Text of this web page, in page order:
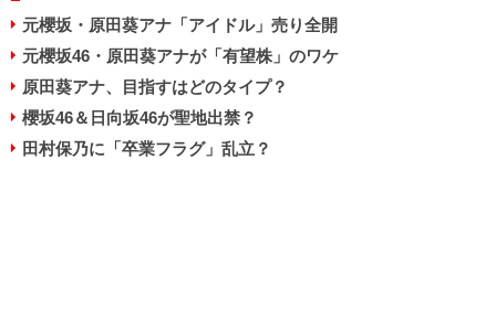
元櫻坂・原田葵アナ「アイドル」売り全開
元櫻坂46・原田葵アナが「有望株」のワケ
原田葵アナ、目指すはどのタイプ？
櫻坂46＆日向坂46が聖地出禁？
田村保乃に「卒業フラグ」乱立？